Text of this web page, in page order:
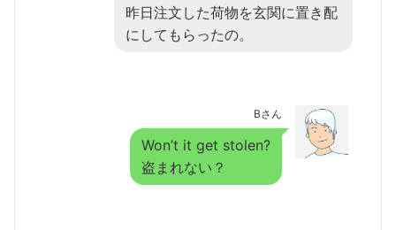
昨日注文した荷物を玄関に置き配
にしてもらったの。
Bさん
Won’t it get stolen?
盗まれない？